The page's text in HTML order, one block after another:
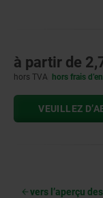
à partir de
hors TVA hors frais
VEUILLEZ
vers l’aperçu